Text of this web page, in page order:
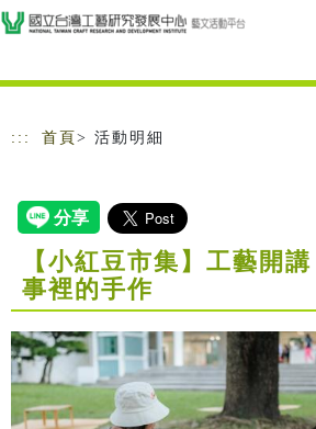
跳到主要內容
網站導覽
::: 首頁 > 活動明細
【小紅豆市集】工藝開
事裡的手作